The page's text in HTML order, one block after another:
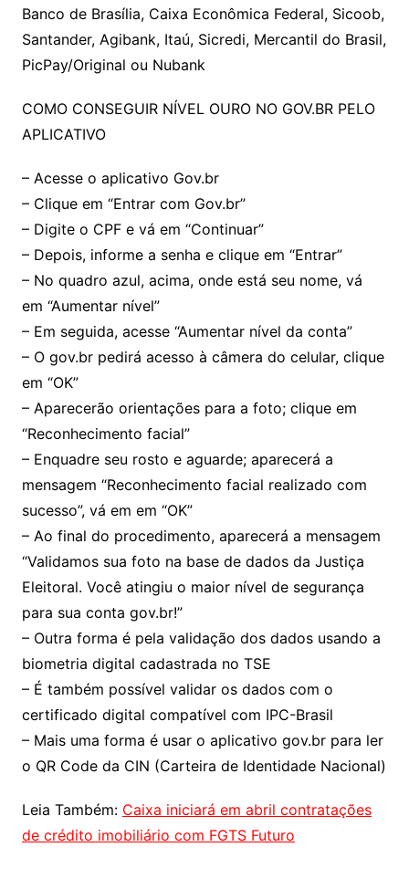
Banco de Brasília, Caixa Econômica Federal, Sicoob,
Santander, Agibank, Itaú, Sicredi, Mercantil do Brasil,
PicPay/Original ou Nubank
COMO CONSEGUIR NÍVEL OURO NO GOV.BR PELO
APLICATIVO
– Acesse o aplicativo Gov.br
– Clique em “Entrar com Gov.br”
– Digite o CPF e vá em “Continuar”
– Depois, informe a senha e clique em “Entrar”
– No quadro azul, acima, onde está seu nome, vá
em “Aumentar nível”
– Em seguida, acesse “Aumentar nível da conta”
– O gov.br pedirá acesso à câmera do celular, clique
em “OK”
– Aparecerão orientações para a foto; clique em
“Reconhecimento facial”
– Enquadre seu rosto e aguarde; aparecerá a
mensagem “Reconhecimento facial realizado com
sucesso”, vá em em “OK”
– Ao final do procedimento, aparecerá a mensagem
“Validamos sua foto na base de dados da Justiça
Eleitoral. Você atingiu o maior nível de segurança
para sua conta gov.br!”
– Outra forma é pela validação dos dados usando a
biometria digital cadastrada no TSE
– É também possível validar os dados com o
certificado digital compatível com IPC-Brasil
– Mais uma forma é usar o aplicativo gov.br para ler
o QR Code da CIN (Carteira de Identidade Nacional)
Leia Também: Caixa iniciará em abril contratações
de crédito imobiliário com FGTS Futuro